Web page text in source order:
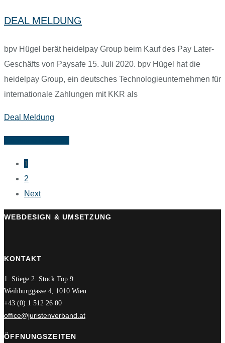
DEAL MELDUNG
bpv Hügel berät heidelpay Group beim Kauf des Pay Later-
Geschäfts von Paysafe 15. Juli 2020. bpv Hügel hat die
heidelpay Group, ein deutsches Technologieunternehmen für
internationale Zahlungen mit KKR als
Deal Meldung
1
2
Next
WEBDESIGN & UMSETZUNG
KONTAKT
1. Stiege 2. Stock Top 9
Weihburggasse 4, 1010 Wien
+43 (0) 1 512 26 00
office@juristenverband.at
ÖFFNUNGSZEITEN